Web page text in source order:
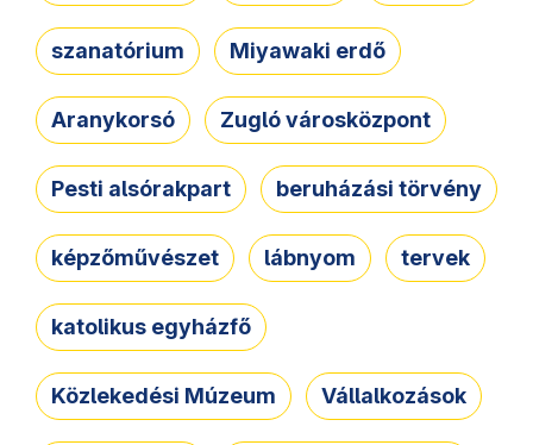
szanatórium Miyawaki erdő
Aranykorsó Zugló városközpont
Pesti alsórakpart beruházási törvény
képzőművészet lábnyom tervek
katolikus egyházfő
Közlekedési Múzeum Vállalkozások